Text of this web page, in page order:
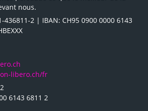
nous.
2 | IBAN: CH95 0900 0000 6143
libero.ch/fr
6143 6811 2